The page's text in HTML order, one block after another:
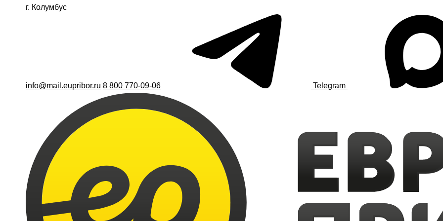
г. Колумбус
info@mail.eupribor.ru 8 800 770-09-06 Telegram